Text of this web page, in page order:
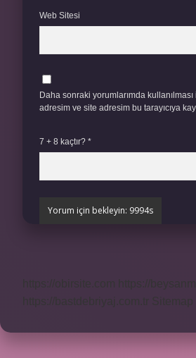
Web Sitesi
Daha sonraki yorumlarımda
adresim ve site adresim bu tarayıcıya
7 + 8 kaçtır? *